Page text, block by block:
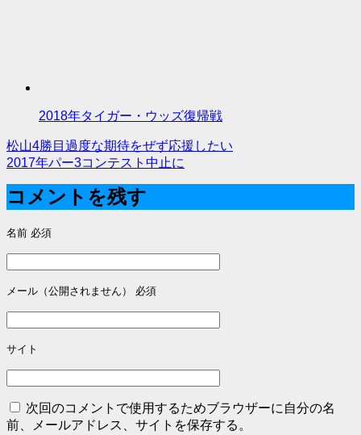
2018年タイガー・ウッズ復帰戦
投
稿
ナ
ビ
ゲ
ー
シ
ョ
ン
松山4勝目過度な期待をぜず応援したい
2017年パー3コンテスト中止に
コメントを残す
名前 必須
メール（公開されません） 必須
サイト
次回のコメントで使用するためブラウザーに自分の名
前、メールアドレス、サイトを保存する。